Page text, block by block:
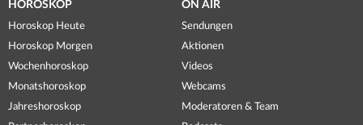
HOROSKOP
Horoskop Heute
Horoskop Morgen
Wochenhoroskop
Monatshoroskop
Jahreshoroskop
ON AIR
Sendungen
Aktionen
Videos
Webcams
Moderatoren & Team